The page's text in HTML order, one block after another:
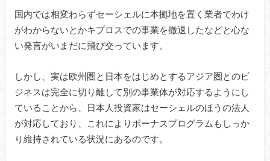
国内では相変わらずセーシェルに本拠地を置く業者でわけ
がわからないとかキプロスでの事業を撤退したなどと心な
い発言がいまだに飛び交っています。
しかし、実は欧州圏と日本をはじめとするアジア圏とのビ
ジネスは完全に切り離して別の事業体が対応するようにし
ていることから、日本人投資家はセーシェルのほうの法人
が対応しており、これによりボーナスプログラムもしっか
り維持されている状況にあるのです。